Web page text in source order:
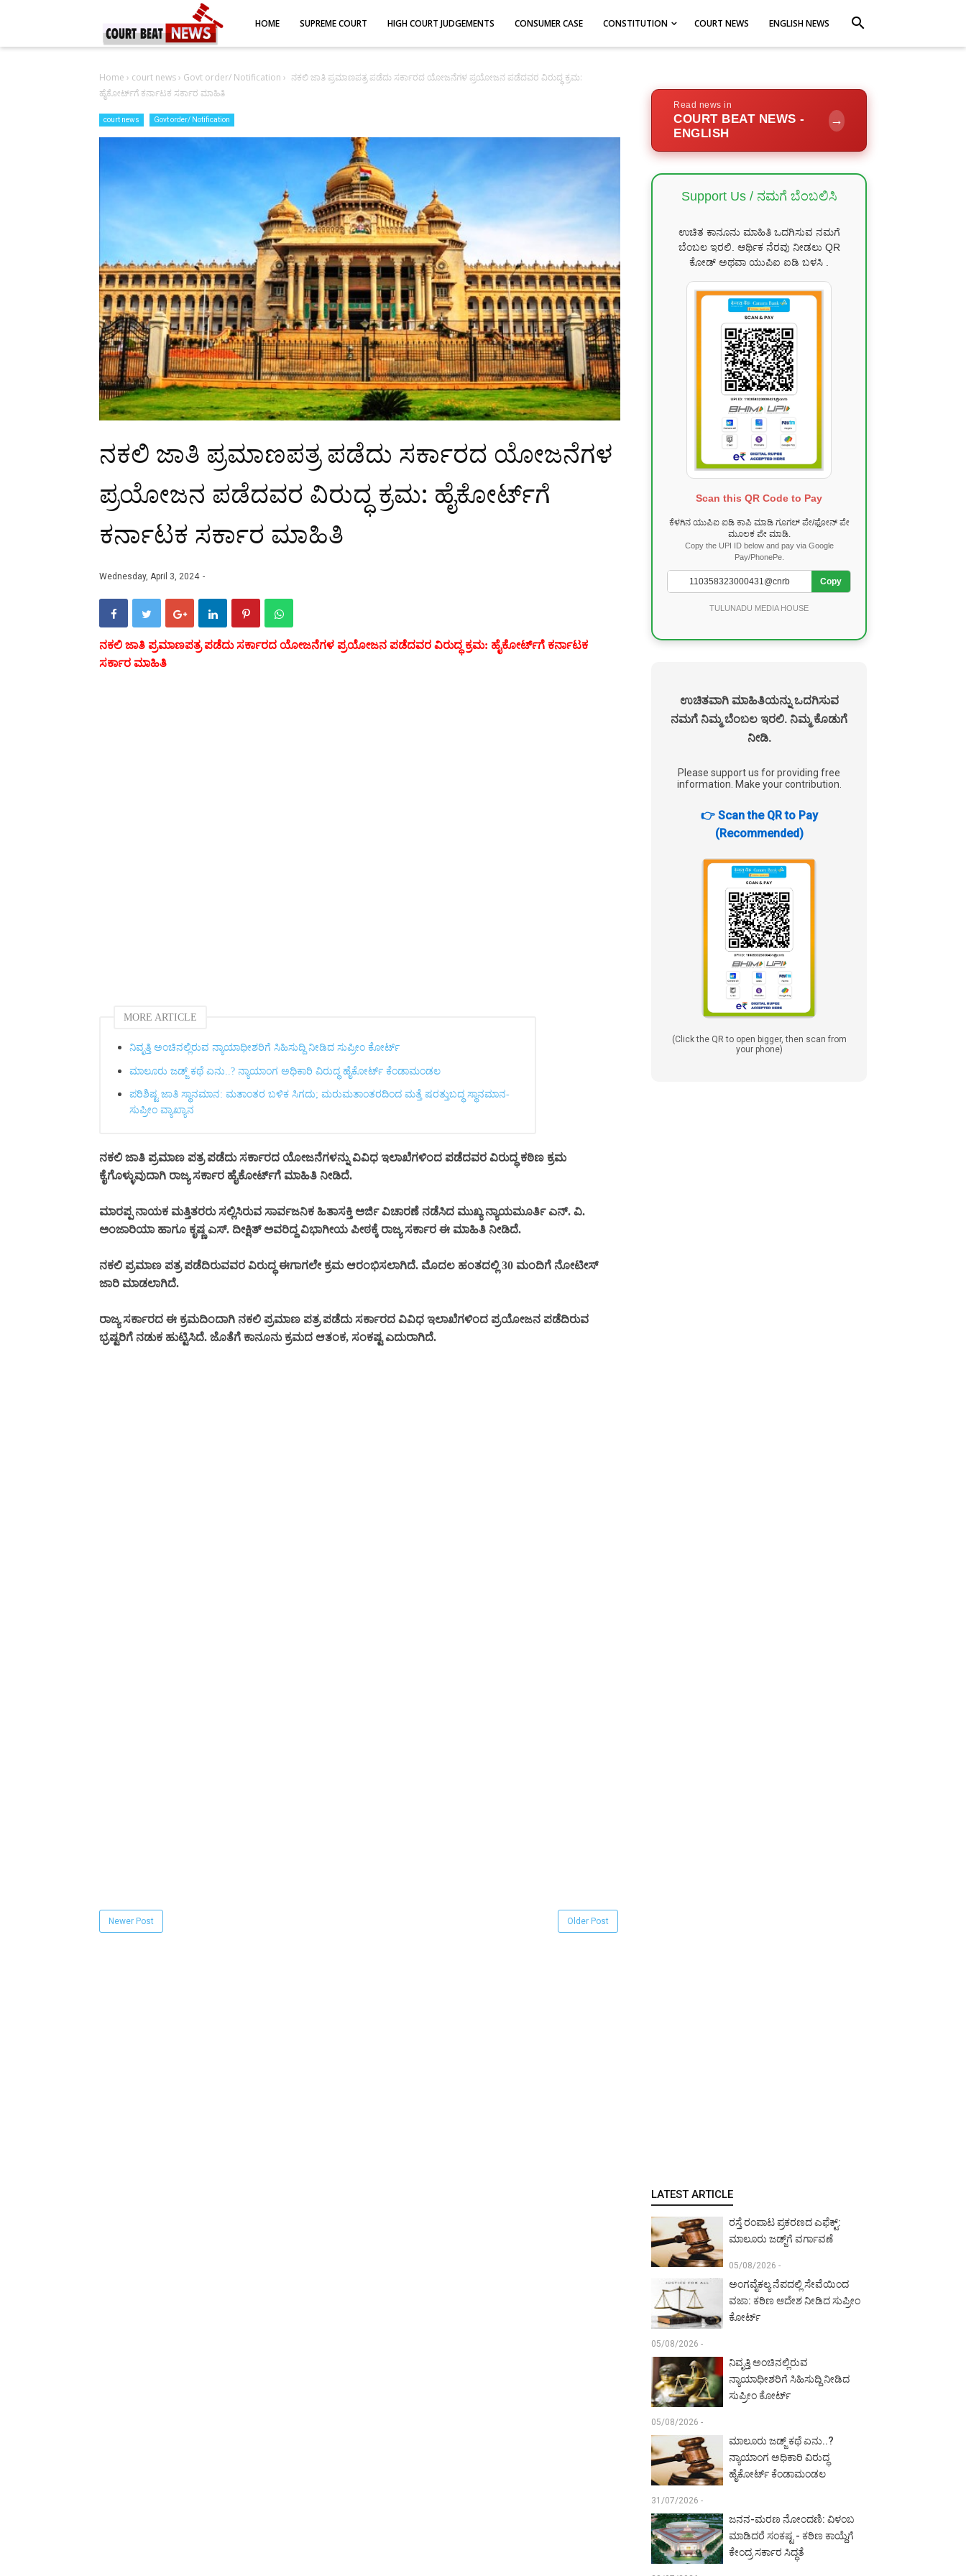
HOME SUPREME COURT HIGH COURT JUDGEMENTS CONSUMER CASE CONSTITUTION COURT NEWS ENGLISH NEWS search
Home › court news› Govt order/ Notification › ನಕಲಿ ಜಾತಿ ಪ್ರಮಾಣಪತ್ರ ಪಡೆದು ಸರ್ಕಾರದ ಯೋಜನೆಗಳ ಪ್ರಯೋಜನ ಪಡೆದವರ ವಿರುದ್ಧ ಕ್ರಮ:
ಹೈಕೋರ್ಟ್‌ಗೆ ಕರ್ನಾಟಕ ಸರ್ಕಾರ ಮಾಹಿತಿ
court news Govt order/ Notification
ನಕಲಿ ಜಾತಿ ಪ್ರಮಾಣಪತ್ರ ಪಡೆದು ಸರ್ಕಾರದ ಯೋಜನೆಗಳ
ಪ್ರಯೋಜನ ಪಡೆದವರ ವಿರುದ್ಧ ಕ್ರಮ: ಹೈಕೋರ್ಟ್‌ಗೆ
ಕರ್ನಾಟಕ ಸರ್ಕಾರ ಮಾಹಿತಿ
Wednesday, April 3, 2024
ನಕಲಿ ಜಾತಿ ಪ್ರಮಾಣಪತ್ರ ಪಡೆದು ಸರ್ಕಾರದ ಯೋಜನೆಗಳ ಪ್ರಯೋಜನ ಪಡೆದವರ ವಿರುದ್ಧ ಕ್ರಮ: ಹೈಕೋರ್ಟ್‌ಗೆ ಕರ್ನಾಟಕ
ಸರ್ಕಾರ ಮಾಹಿತಿ
MORE ARTICLE
ನಿವೃತ್ತಿ ಅಂಚಿನಲ್ಲಿರುವ ನ್ಯಾಯಾಧೀಶರಿಗೆ ಸಿಹಿಸುದ್ದಿ ನೀಡಿದ ಸುಪ್ರೀಂ ಕೋರ್ಟ್‌
ಮಾಲೂರು ಜಡ್ಜ್‌ ಕಥೆ ಏನು..? ನ್ಯಾಯಾಂಗ ಅಧಿಕಾರಿ ವಿರುದ್ಧ ಹೈಕೋರ್ಟ್ ಕೆಂಡಾಮಂಡಲ
ಪರಿಶಿಷ್ಟ ಜಾತಿ ಸ್ಥಾನಮಾನ: ಮತಾಂತರ ಬಳಿಕ ಸಿಗದು; ಮರುಮತಾಂತರದಿಂದ ಮತ್ತೆ ಷರತ್ತುಬದ್ಧ ಸ್ಥಾನಮಾನ-
ಸುಪ್ರೀಂ ವ್ಯಾಖ್ಯಾನ
ನಕಲಿ ಜಾತಿ ಪ್ರಮಾಣ ಪತ್ರ ಪಡೆದು ಸರ್ಕಾರದ ಯೋಜನೆಗಳನ್ನು ವಿವಿಧ ಇಲಾಖೆಗಳಿಂದ ಪಡೆದವರ ವಿರುದ್ಧ ಕಠಿಣ ಕ್ರಮ
ಕೈಗೊಳ್ಳುವುದಾಗಿ ರಾಜ್ಯ ಸರ್ಕಾರ ಹೈಕೋರ್ಟ್‌ಗೆ ಮಾಹಿತಿ ನೀಡಿದೆ.
ಮಾರಪ್ಪ ನಾಯಕ ಮತ್ತಿತರರು ಸಲ್ಲಿಸಿರುವ ಸಾರ್ವಜನಿಕ ಹಿತಾಸಕ್ತಿ ಅರ್ಜಿ ವಿಚಾರಣೆ ನಡೆಸಿದ ಮುಖ್ಯ ನ್ಯಾಯಮೂರ್ತಿ ಎನ್. ವಿ.
ಅಂಜಾರಿಯಾ ಹಾಗೂ ಕೃಷ್ಣ ಎಸ್. ದೀಕ್ಷಿತ್ ಅವರಿದ್ದ ವಿಭಾಗೀಯ ಪೀಠಕ್ಕೆ ರಾಜ್ಯ ಸರ್ಕಾರ ಈ ಮಾಹಿತಿ ನೀಡಿದೆ.
ನಕಲಿ ಪ್ರಮಾಣ ಪತ್ರ ಪಡೆದಿರುವವರ ವಿರುದ್ಧ ಈಗಾಗಲೇ ಕ್ರಮ ಆರಂಭಿಸಲಾಗಿದೆ. ಮೊದಲ ಹಂತದಲ್ಲಿ 30 ಮಂದಿಗೆ ನೋಟೀಸ್
ಜಾರಿ ಮಾಡಲಾಗಿದೆ.
ರಾಜ್ಯ ಸರ್ಕಾರದ ಈ ಕ್ರಮದಿಂದಾಗಿ ನಕಲಿ ಪ್ರಮಾಣ ಪತ್ರ ಪಡೆದು ಸರ್ಕಾರದ ವಿವಿಧ ಇಲಾಖೆಗಳಿಂದ ಪ್ರಯೋಜನ ಪಡೆದಿರುವ
ಭ್ರಷ್ಟರಿಗೆ ನಡುಕ ಹುಟ್ಟಿಸಿದೆ. ಜೊತೆಗೆ ಕಾನೂನು ಕ್ರಮದ ಆತಂಕ, ಸಂಕಷ್ಟ ಎದುರಾಗಿದೆ.
Newer Post Older Post
Read news in
COURT BEAT NEWS -
ENGLISH
→
Support Us / ನಮಗೆ ಬೆಂಬಲಿಸಿ
ಉಚಿತ ಕಾನೂನು ಮಾಹಿತಿ ಒದಗಿಸುವ ನಮಗೆ
ಬೆಂಬಲ ಇರಲಿ. ಆರ್ಥಿಕ ನೆರವು ನೀಡಲು QR
ಕೋಡ್ ಅಥವಾ ಯುಪಿಐ ಐಡಿ ಬಳಸಿ .
Scan this QR Code to Pay
ಕೆಳಗಿನ ಯುಪಿಐ ಐಡಿ ಕಾಪಿ ಮಾಡಿ ಗೂಗಲ್ ಪೇ/ಫೋನ್ ಪೇ
ಮೂಲಕ ಪೇ ಮಾಡಿ.
Copy the UPI ID below and pay via Google
Pay/PhonePe.
Copy
TULUNADU MEDIA HOUSE
ಉಚಿತವಾಗಿ ಮಾಹಿತಿಯನ್ನು ಒದಗಿಸುವ
ನಮಗೆ ನಿಮ್ಮ ಬೆಂಬಲ ಇರಲಿ. ನಿಮ್ಮ ಕೊಡುಗೆ
ನೀಡಿ.
Please support us for providing free
information. Make your contribution.
👉 Scan the QR to Pay
(Recommended)
(Click the QR to open bigger, then scan from
your phone)
LATEST ARTICLE
ರಸ್ತೆ ರಂಪಾಟ ಪ್ರಕರಣದ ಎಫೆಕ್ಟ್‌:
ಮಾಲೂರು ಜಡ್ಜ್‌ಗೆ ವರ್ಗಾವಣೆ
05/08/2026 -
ಅಂಗವೈಕಲ್ಯ ನೆಪದಲ್ಲಿ ಸೇವೆಯಿಂದ
ವಜಾ: ಕಠಿಣ ಆದೇಶ ನೀಡಿದ ಸುಪ್ರೀಂ
ಕೋರ್ಟ್‌
05/08/2026 -
ನಿವೃತ್ತಿ ಅಂಚಿನಲ್ಲಿರುವ
ನ್ಯಾಯಾಧೀಶರಿಗೆ ಸಿಹಿಸುದ್ದಿ ನೀಡಿದ
ಸುಪ್ರೀಂ ಕೋರ್ಟ್‌
05/08/2026 -
ಮಾಲೂರು ಜಡ್ಜ್‌ ಕಥೆ ಏನು..?
ನ್ಯಾಯಾಂಗ ಅಧಿಕಾರಿ ವಿರುದ್ಧ
ಹೈಕೋರ್ಟ್ ಕೆಂಡಾಮಂಡಲ
31/07/2026 -
ಜನನ-ಮರಣ ನೋಂದಣಿ: ವಿಳಂಬ
ಮಾಡಿದರೆ ಸಂಕಷ್ಟ - ಕಠಿಣ ಕಾಯ್ದೆಗೆ
ಕೇಂದ್ರ ಸರ್ಕಾರ ಸಿದ್ಧತೆ